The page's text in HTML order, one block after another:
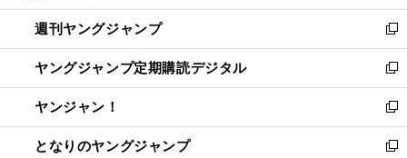
開
く
ウ
で
開
く
ン
ド
ウ
で
開
く
ウ
ィ
ン
ド
ウ
で
開
く
週刊ヤングジャンプ
新
し
い
ウ
ィ
ン
ド
ヤングジャンプ定期購読デジタル
新
し
い
ウ
ィ
ヤンジャン！
新
し
い
となりのヤングジャンプ
新